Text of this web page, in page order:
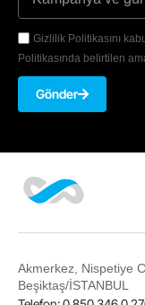
Gizlilik Politikasını
Politikasında belirtilen
Gönder
Akmerkez, Nispetiye
Beşiktaş/İSTANBUL